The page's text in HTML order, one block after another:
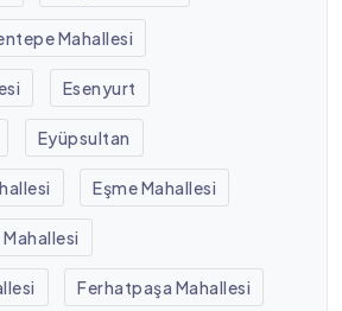
Mahallesi
Esenyurt
Eyüpsultan
Eşme Mahallesi
Ferhatpaşa Mahallesi